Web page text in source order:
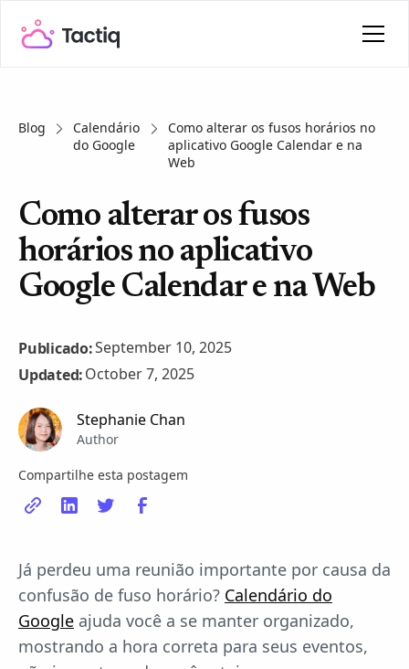
Blog
Calendário
do Google
Como alterar os fusos horários no
aplicativo Google Calendar e na
Web
Como alterar os fusos
horários no aplicativo
Google Calendar e na Web
Publicado:September 10, 2025
Updated:October 7, 2025
Stephanie Chan
Author
Compartilhe esta postagem
Já perdeu uma reunião importante por causa da
confusão de fuso horário? Calendário do
Google ajuda você a se manter organizado,
mostrando a hora correta para seus eventos,